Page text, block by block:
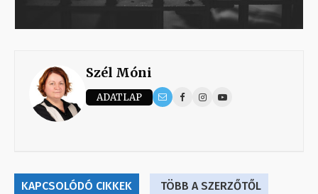
Szél Móni
ADATLAP
KAPCSOLÓDÓ CIKKEK TÖBB A SZERZŐTŐL